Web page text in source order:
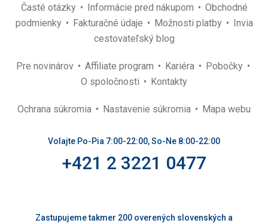
Časté otázky Informácie pred nákupom
Obchodné
podmienky
Fakturačné údaje Možnosti platby
Invia
cestovateľský blog
Pre novinárov Affiliate program Kariéra
Pobočky
O spoločnosti
Kontakty
Ochrana súkromia Nastavenie súkromia Mapa webu
Volajte Po-Pia 7:00-22:00, So-Ne 8:00-22:00
+421 2 3221 0477
Zastupujeme takmer 200 overených slovenských a